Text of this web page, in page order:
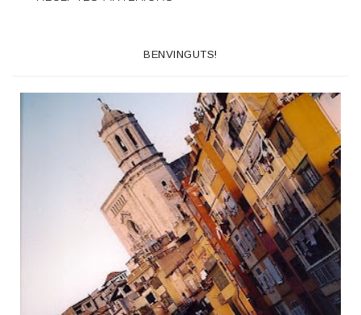
BENVINGUTS!